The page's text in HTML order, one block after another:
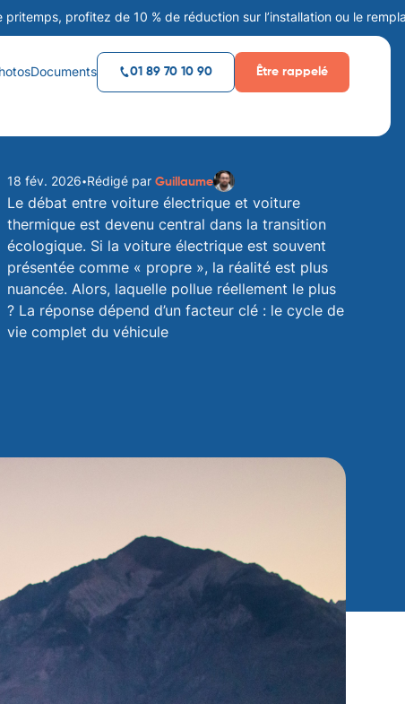
de 10 % de réduction sur l’installation ou le remplacement
Documents 01 89 70 10 90 Être rappelé
18 fév. 2026•Rédigé par Guillaume
Le débat entre voiture électrique et voiture
thermique est devenu central dans la transition
écologique. Si la voiture électrique est souvent
présentée comme « propre », la réalité est plus
nuancée. Alors, laquelle pollue réellement le plus
? La réponse dépend d’un facteur clé : le cycle de
vie complet du véhicule